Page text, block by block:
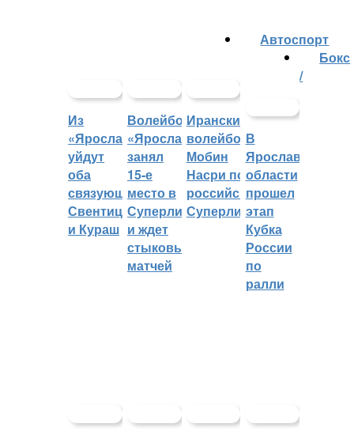
Из
«Ярославича»
уйдут
оба
связующих:
Свентицкис
и Кураш
Волейбольный
«Ярославич»
занял
15-е
место в
Суперлиге
и ждет
стыковых
матчей
Иранский
волейболист
Мобин
Насри покинет
российскую
Суперлигу
Автоспорт
В
Ярославской
области
прошел
этап
Кубка
России
по
ралли
Бокс
/